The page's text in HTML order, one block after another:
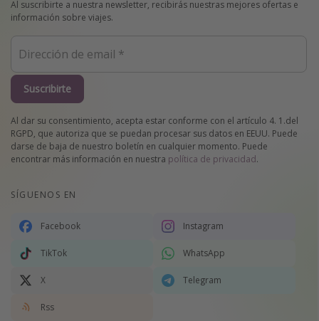
Al suscribirte a nuestra newsletter, recibirás nuestras mejores ofertas e
información sobre viajes.
Suscribirte
Al dar su consentimiento, acepta estar conforme con el artículo 4. 1.del
RGPD, que autoriza que se puedan procesar sus datos en EEUU. Puede
darse de baja de nuestro boletín en cualquier momento. Puede
encontrar más información en nuestra política de privacidad.
SÍGUENOS EN
Facebook Instagram
TikTok WhatsApp
X Telegram
Rss